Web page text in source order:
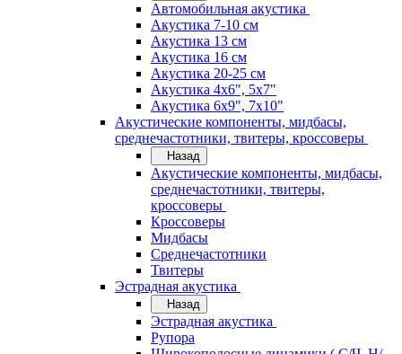
Автомобильная акустика
Акустика 7-10 см
Акустика 13 см
Акустика 16 см
Акустика 20-25 см
Акустика 4х6", 5х7"
Акустика 6х9", 7х10"
Акустические компоненты, мидбасы,
среднечастотники, твитеры, кроссоверы
Назад
Акустические компоненты, мидбасы,
среднечастотники, твитеры,
кроссоверы
Кроссоверы
Мидбасы
Среднечастотники
Твитеры
Эстрадная акустика
Назад
Эстрадная акустика
Рупора